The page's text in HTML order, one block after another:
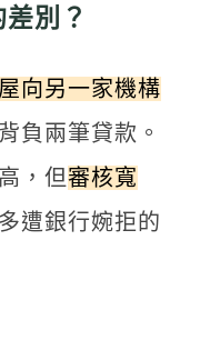
別？
向另一家機構
負兩筆貸款。
，但審核寬
遭銀行婉拒的